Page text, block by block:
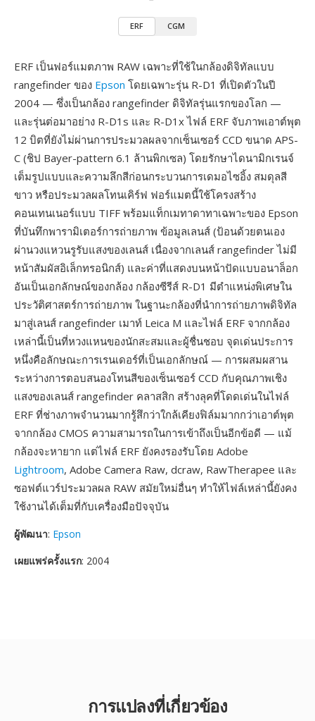
ERF CGM
ERF เป็นฟอร์แมตภาพ RAW เฉพาะที่ใช้ในกล้องดิจิทัลแบบ
rangefinder ของ Epson โดยเฉพาะรุ่น R-D1 ที่เปิดตัวในปี
2004 — ซึ่งเป็นกล้อง rangefinder ดิจิทัลรุ่นแรกของโลก —
และรุ่นต่อมาอย่าง R-D1s และ R-D1x ไฟล์ ERF จับภาพเอาต์พุต
12 บิตที่ยังไม่ผ่านการประมวลผลจากเซ็นเซอร์ CCD ขนาด APS-
C (ชิป Bayer-pattern 6.1 ล้านพิกเซล) โดยรักษาไดนามิกเรนจ์
เต็มรูปแบบและความลึกสีก่อนกระบวนการเดมอไซอิ้ง สมดุลสี
ขาว หรือประมวลผลโทนเคิร์ฟ ฟอร์แมตนี้ใช้โครงสร้าง
คอนเทนเนอร์แบบ TIFF พร้อมแท็กเมทาดาทาเฉพาะของ Epson
ที่บันทึกพารามิเตอร์การถ่ายภาพ ข้อมูลเลนส์ (ป้อนด้วยตนเอง
ผ่านวงแหวนรูรับแสงของเลนส์ เนื่องจากเลนส์ rangefinder ไม่มี
หน้าสัมผัสอิเล็กทรอนิกส์) และค่าที่แสดงบนหน้าปัดแบบอนาล็อก
อันเป็นเอกลักษณ์ของกล้อง กล้องซีรีส์ R-D1 มีตำแหน่งพิเศษใน
ประวัติศาสตร์การถ่ายภาพ ในฐานะกล้องที่นำการถ่ายภาพดิจิทัล
มาสู่เลนส์ rangefinder เมาท์ Leica M และไฟล์ ERF จากกล้อง
เหล่านี้เป็นที่หวงแหนของนักสะสมและผู้ชื่นชอบ จุดเด่นประการ
หนึ่งคือลักษณะการเรนเดอร์ที่เป็นเอกลักษณ์ — การผสมผสาน
ระหว่างการตอบสนองโทนสีของเซ็นเซอร์ CCD กับคุณภาพเชิง
แสงของเลนส์ rangefinder คลาสสิก สร้างลุคที่โดดเด่นในไฟล์
ERF ที่ช่างภาพจำนวนมากรู้สึกว่าใกล้เคียงฟิล์มมากกว่าเอาต์พุต
จากกล้อง CMOS ความสามารถในการเข้าถึงเป็นอีกข้อดี — แม้
กล้องจะหายาก แต่ไฟล์ ERF ยังคงรองรับโดย Adobe
Lightroom, Adobe Camera Raw, dcraw, RawTherapee และ
ซอฟต์แวร์ประมวลผล RAW สมัยใหม่อื่นๆ ทำให้ไฟล์เหล่านี้ยังคง
ใช้งานได้เต็มที่กับเครื่องมือปัจจุบัน
ผู้พัฒนา: Epson
เผยแพร่ครั้งแรก: 2004
การแปลงที่เกี่ยวข้อง